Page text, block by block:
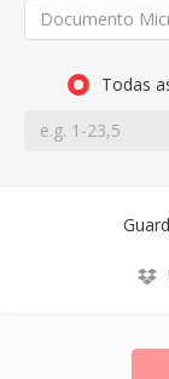
Documento
Todas